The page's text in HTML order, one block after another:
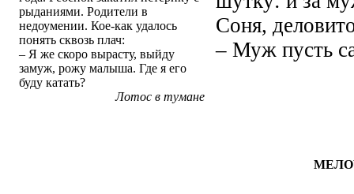
рыданиями. Родители в
недоумении. Кое-как удалось
понять сквозь плач:
– Я же скоро вырасту, выйду
замуж, рожу малыша. Где я его
буду катать?
Лотос в тумане
Соня,
– Муж пусть